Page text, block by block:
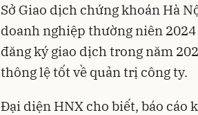
Sở Giao dịch chứng khoán Hà
doanh nghiệp thường niên
đăng ký giao dịch trong năm
thông lệ tốt về quản trị công ty.
Đại diện HNX cho biết, báo cáo